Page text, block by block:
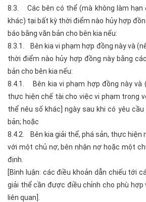
8.3. Các bên có thể (mà không làm hạn
khác) tại bất kỳ thời điểm nào hủy hợp
báo bằng văn bản cho bên kia nếu:
8.3.1. Bên kia vi phạm hợp đồng này và
thời điểm nào hủy hợp đồng này bằng
bản cho bên kia nếu:
8.4.1. Bên kia vi phạm hợp đồng này và
thực hiện chế tài cho việc vi phạm trong
thể nêu số khác] ngày sau khi có yêu cầu
bản; hoặc
8.4.2. Bên kia giải thể, phá sản, thực hiện
với một chủ nợ, bên nhận nợ hoặc một
định.
[Bình luận: các điều khoản dẫn chiếu tới
giải thể cần được điều chỉnh cho phù hợp
liên quan].